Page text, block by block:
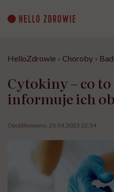
content
HelloZdrowie › Choroby ›
Cytokiny – co to
informuje ich
Opublikowano: 20.04.2023 22:34